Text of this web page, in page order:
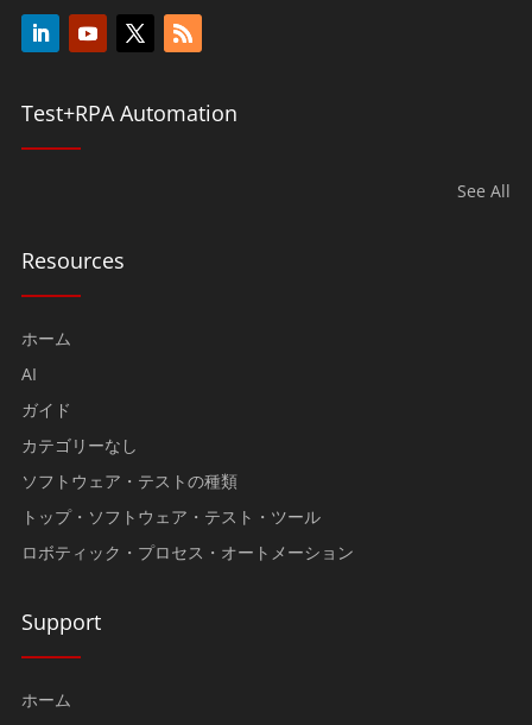
Test+RPA Automation
See All
Resources
ホーム
AI
ガイド
カテゴリーなし
ソフトウェア・テストの種類
トップ・ソフトウェア・テスト・ツール
ロボティック・プロセス・オートメーション
Support
ホーム